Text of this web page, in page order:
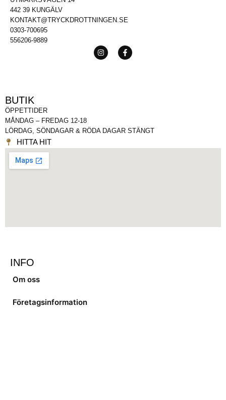
442 39 KUNGÄLV
KONTAKT@TRYCKDROTTNINGEN.SE
0303-700695
556206-9889
BUTIK
ÖPPETTIDER
MÅNDAG – FREDAG 12-18
LÖRDAG, SÖNDAGAR & RÖDA DAGAR STÄNGT
HITTA HIT
INFO
Om oss
Företagsinformation